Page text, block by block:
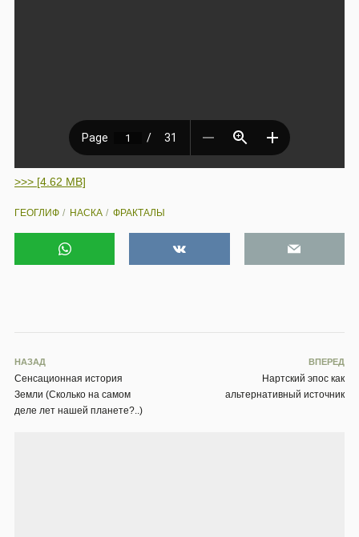
>>> [4.62 MB]
ГЕОГЛИФ НАСКА ФРАКТАЛЫ
НАЗАД
Сенсационная история
Земли (Сколько на самом
деле лет нашей планете?..)
ВПЕРЕД
Нартский эпос как
альтернативный источник